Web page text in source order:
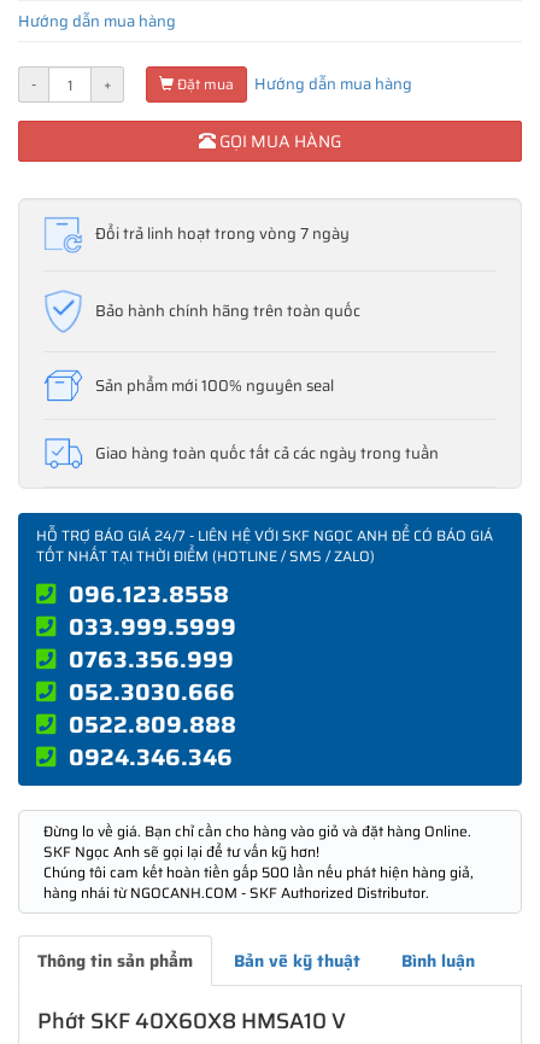
Hướng dẫn mua hàng
- + Đặt mua Hướng dẫn mua hàng
GỌI MUA HÀNG
Đổi trả linh hoạt trong vòng 7 ngày
Bảo hành chính hãng trên toàn quốc
Sản phẩm mới 100% nguyên seal
Giao hàng toàn quốc tất cả các ngày trong tuần
HỖ TRỢ BÁO GIÁ 24/7 - LIÊN HỆ VỚI SKF NGỌC ANH ĐỂ CÓ BÁO GIÁ
TỐT NHẤT TẠI THỜI ĐIỂM (HOTLINE / SMS / ZALO)
096.123.8558
033.999.5999
0763.356.999
052.3030.666
0522.809.888
0924.346.346
Đừng lo về giá. Bạn chỉ cần cho hàng vào giỏ và đặt hàng Online.
SKF Ngọc Anh sẽ gọi lại để tư vấn kỹ hơn!
Chúng tôi cam kết hoàn tiền gấp 500 lần nếu phát hiện hàng giả,
hàng nhái từ NGOCANH.COM - SKF Authorized Distributor.
Thông tin sản phẩm Bản vẽ kỹ thuật Bình luận
Phớt SKF 40X60X8 HMSA10 V